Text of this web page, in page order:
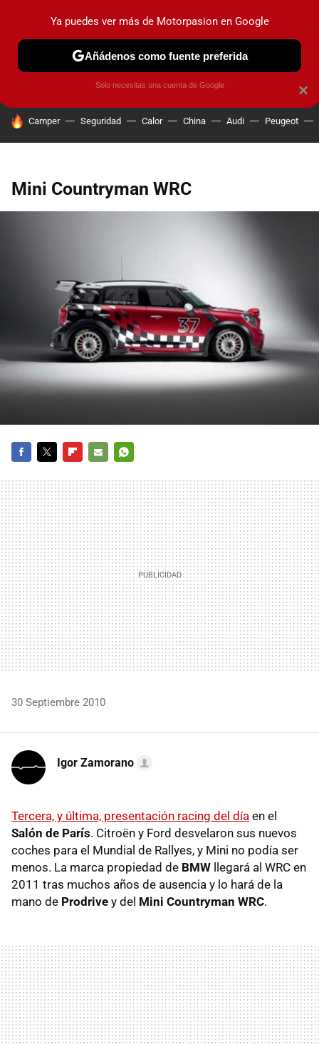
PRUEBAS COCHES ELÉCTRICOS OBSERVATORIO
HOY SE HABLA DE
Camper Seguridad Calor China Audi Peugeot
Mini Countryman WRC
MAIL
30 Septiembre 2010
Igor Zamorano
Tercera, y última, presentación racing del día en el
Salón de París. Citroën y Ford desvelaron sus nuevos
coches para el Mundial de Rallyes, y Mini no podía ser
menos. La marca propiedad de BMW llegará al WRC en
2011 tras muchos años de ausencia y lo hará de la
mano de Prodrive y del Mini Countryman WRC.
×
Ya puedes ver más de Motorpasion en Google
Añádenos como fuente preferida
Solo necesitas una cuenta de Google